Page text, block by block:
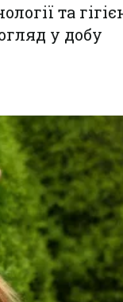
та
у добу